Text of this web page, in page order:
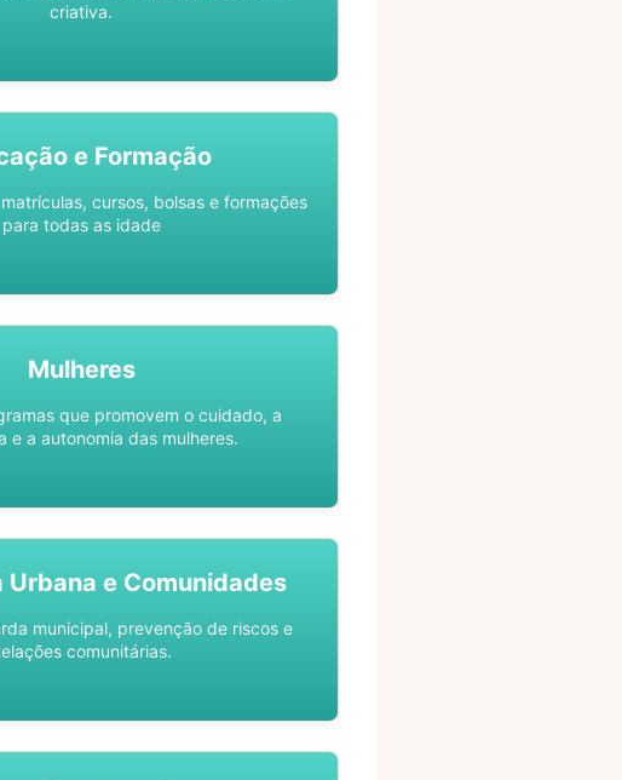
criativa.
e Formação
cursos, bolsas e formações
para todas as idade
Mulheres
que promovem o cuidado, a
e a autonomia das mulheres.
Urbana e Comunidades
municipal, prevenção de riscos e
comunitárias.